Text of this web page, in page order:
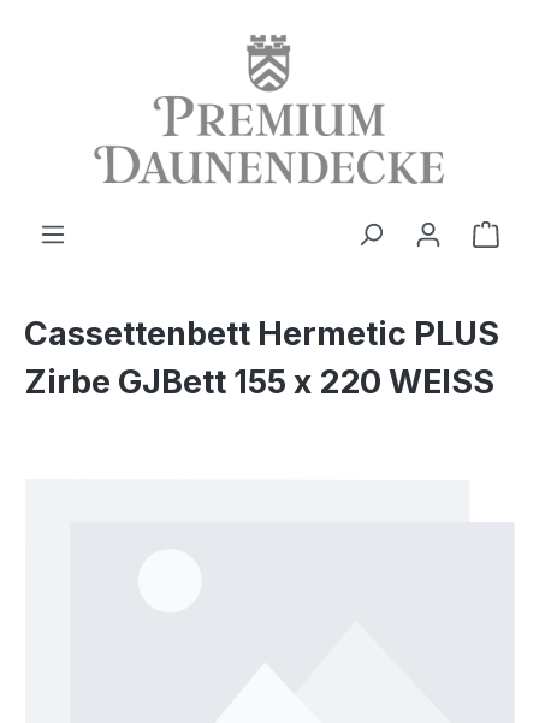
Cassettenbett Hermetic PLUS
Zirbe GJBett 155 x 220 WEISS